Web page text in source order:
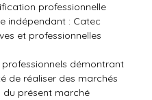
professionnelle
indépendant : Catec
et professionnelles
démontrant
de réaliser des marchés
présent marché